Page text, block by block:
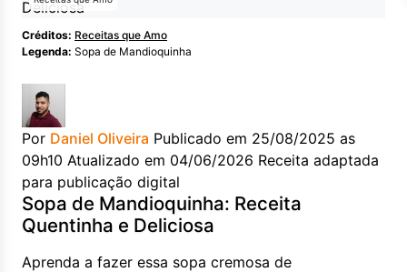
Créditos: Receitas que Amo
Legenda: Sopa de Mandioquinha
Por Daniel Oliveira Publicado em 25/08/2025 as
09h10 Atualizado em 04/06/2026 Receita adaptada
para publicação digital
Sopa de Mandioquinha: Receita
Quentinha e Deliciosa
Aprenda a fazer essa sopa cremosa de